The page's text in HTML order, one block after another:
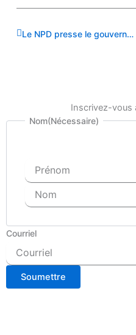
Le NPD presse le gouvernement provincial de financer l’Université de Sudbury |RADIO-CANADA|
Inscrivez-vous
Nom(Nécessaire)
Prénom
Nom
Courriel
Soumettre